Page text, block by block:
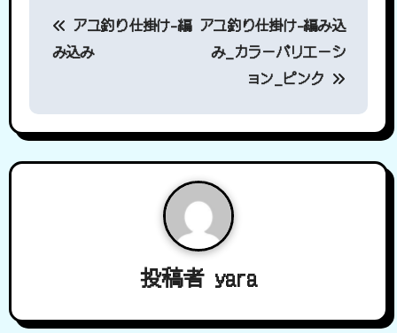
稿
ビ
ゲ
アユ釣り仕掛け-編
み込み
アユ釣り仕掛け-編み込
み_カラーバリエーシ
ョン_ピンク
投稿者 yara